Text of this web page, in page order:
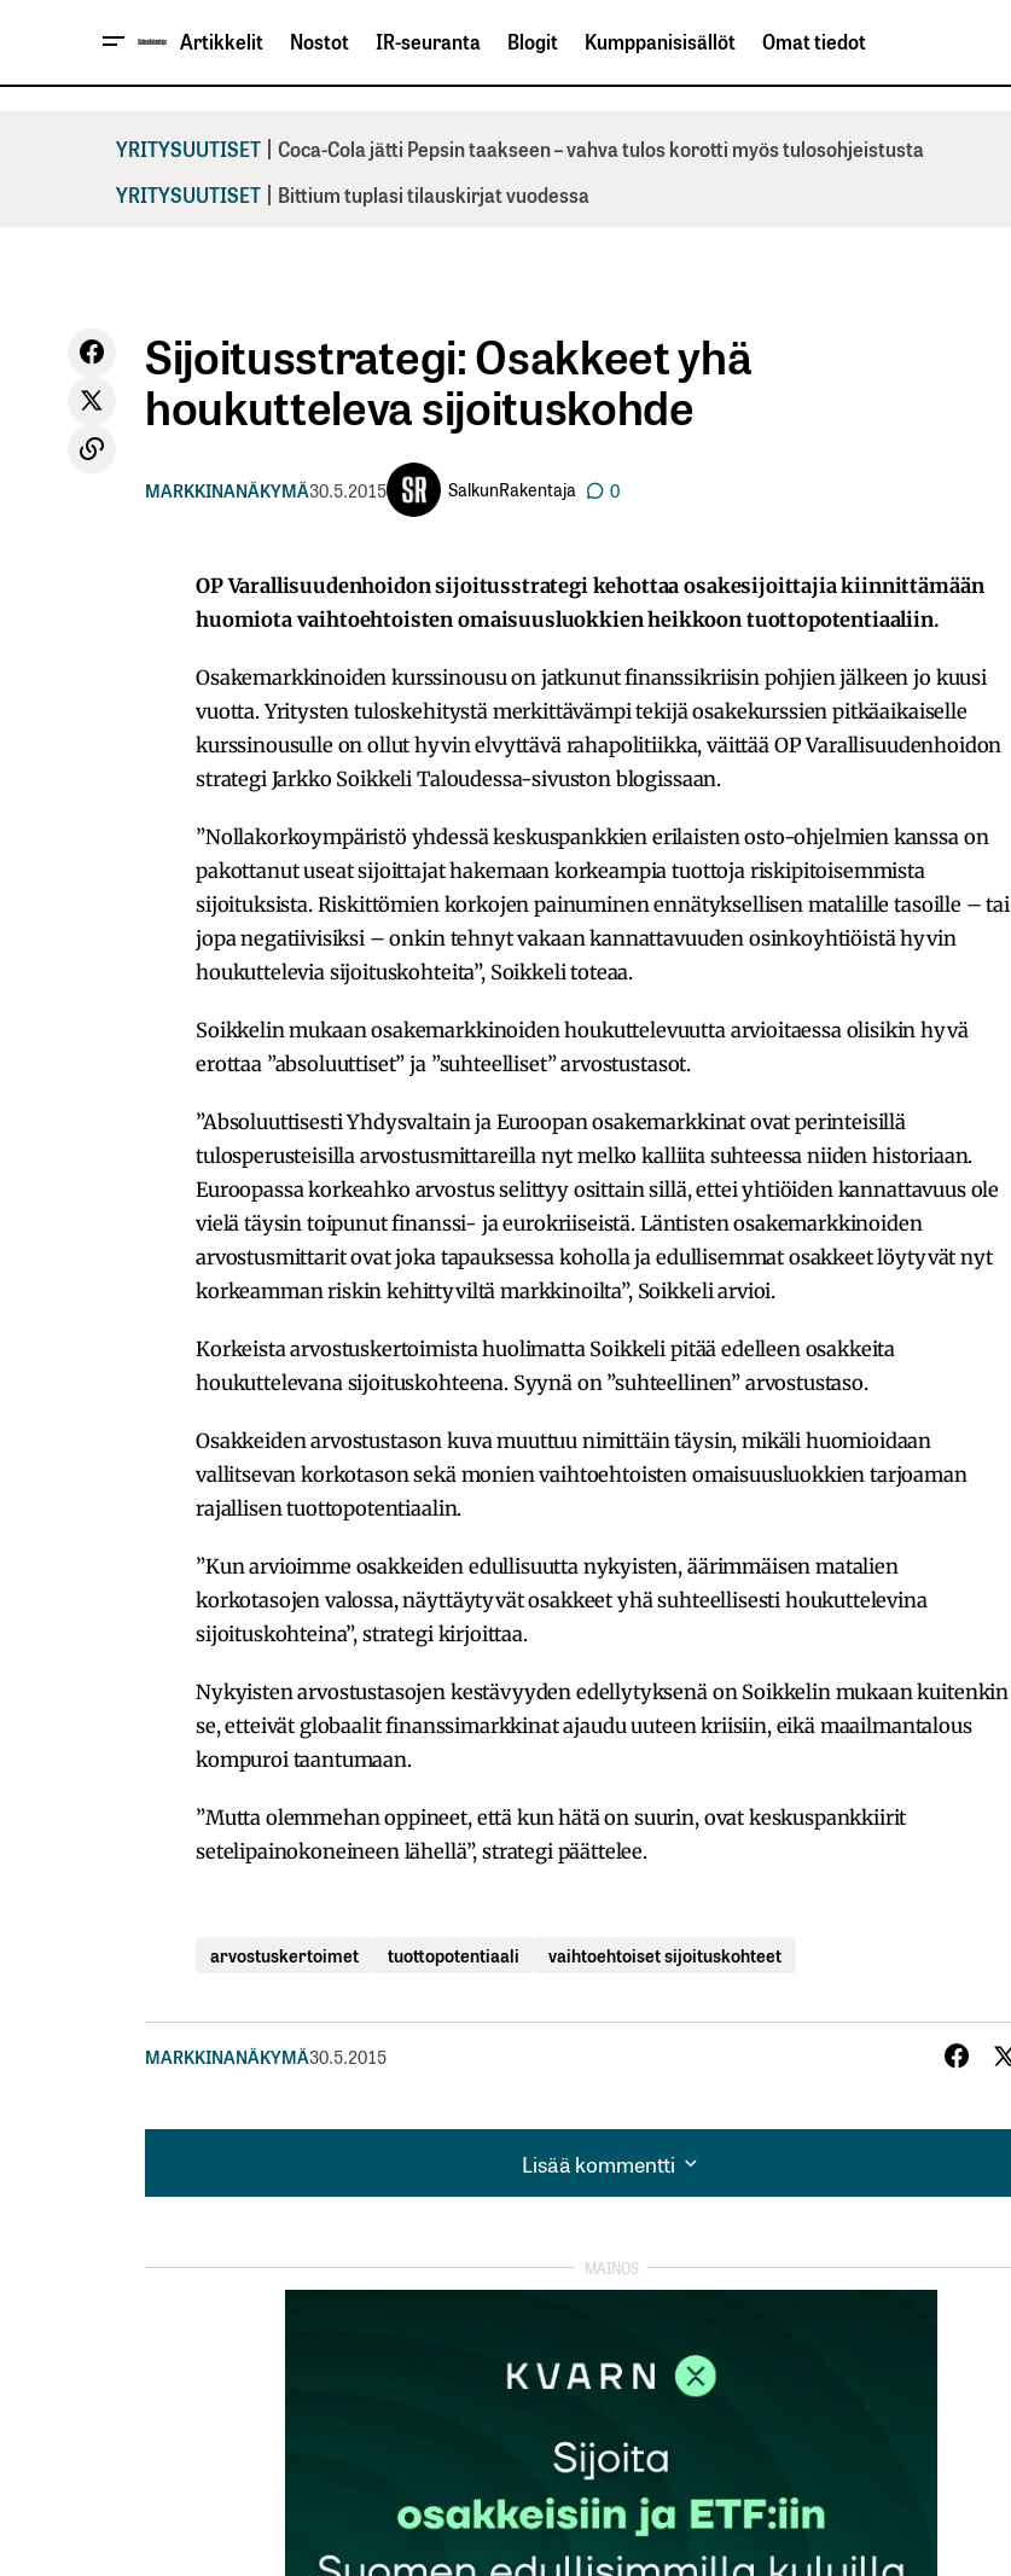
Artikkelit Nostot IR-seuranta Blogit Kumppanisisällöt Omat tiedot
YRITYSUUTISET | Coca-Cola jätti Pepsin taakseen – vahva tulos korotti myös tulosohjeistusta
YRITYSUUTISET | Bittium tuplasi tilauskirjat vuodessa
Sijoitusstrategi: Osakkeet yhä
houkutteleva sijoituskohde
MARKKINANÄKYMÄ30.5.2015 SalkunRakentaja 0
OP Varallisuudenhoidon sijoitusstrategi kehottaa osakesijoittajia kiinnittämään
huomiota vaihtoehtoisten omaisuusluokkien heikkoon tuottopotentiaaliin.
Osakemarkkinoiden kurssinousu on jatkunut finanssikriisin pohjien jälkeen jo kuusi
vuotta. Yritysten tuloskehitystä merkittävämpi tekijä osakekurssien pitkäaikaiselle
kurssinousulle on ollut hyvin elvyttävä rahapolitiikka, väittää OP Varallisuudenhoidon
strategi Jarkko Soikkeli Taloudessa-sivuston blogissaan.
”Nollakorkoympäristö yhdessä keskuspankkien erilaisten osto-ohjelmien kanssa on
pakottanut useat sijoittajat hakemaan korkeampia tuottoja riskipitoisemmista
sijoituksista. Riskittömien korkojen painuminen ennätyksellisen matalille tasoille – tai
jopa negatiivisiksi – onkin tehnyt vakaan kannattavuuden osinkoyhtiöistä hyvin
houkuttelevia sijoituskohteita”, Soikkeli toteaa.
Soikkelin mukaan osakemarkkinoiden houkuttelevuutta arvioitaessa olisikin hyvä
erottaa ”absoluuttiset” ja ”suhteelliset” arvostustasot.
”Absoluuttisesti Yhdysvaltain ja Euroopan osakemarkkinat ovat perinteisillä
tulosperusteisilla arvostusmittareilla nyt melko kalliita suhteessa niiden historiaan.
Euroopassa korkeahko arvostus selittyy osittain sillä, ettei yhtiöiden kannattavuus ole
vielä täysin toipunut finanssi- ja eurokriiseistä. Läntisten osakemarkkinoiden
arvostusmittarit ovat joka tapauksessa koholla ja edullisemmat osakkeet löytyvät nyt
korkeamman riskin kehittyviltä markkinoilta”, Soikkeli arvioi.
Korkeista arvostuskertoimista huolimatta Soikkeli pitää edelleen osakkeita
houkuttelevana sijoituskohteena. Syynä on ”suhteellinen” arvostustaso.
Osakkeiden arvostustason kuva muuttuu nimittäin täysin, mikäli huomioidaan
vallitsevan korkotason sekä monien vaihtoehtoisten omaisuusluokkien tarjoaman
rajallisen tuottopotentiaalin.
”Kun arvioimme osakkeiden edullisuutta nykyisten, äärimmäisen matalien
korkotasojen valossa, näyttäytyvät osakkeet yhä suhteellisesti houkuttelevina
sijoituskohteina”, strategi kirjoittaa.
Nykyisten arvostustasojen kestävyyden edellytyksenä on Soikkelin mukaan kuitenkin
se, etteivät globaalit finanssimarkkinat ajaudu uuteen kriisiin, eikä maailmantalous
kompuroi taantumaan.
”Mutta olemmehan oppineet, että kun hätä on suurin, ovat keskuspankkiirit
setelipainokoneineen lähellä”, strategi päättelee.
arvostuskertoimet tuottopotentiaali vaihtoehtoiset sijoituskohteet
MARKKINANÄKYMÄ30.5.2015
Lisää kommentti
Lisää kommentti